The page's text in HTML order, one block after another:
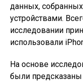
данных,
устройствами.
исследовании
использовали
На основе
были